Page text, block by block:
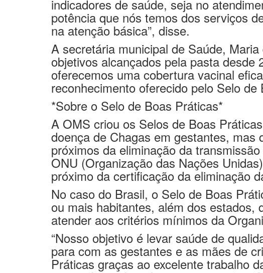
potência que nós temos dos serviços
na atenção básica”, disse.
A secretária municipal de Saúde,
objetivos alcançados pela pasta desde
oferecemos uma cobertura vacinal
reconhecimento oferecido pelo Selo de
*Sobre o Selo de Boas Práticas*
A OMS criou os Selos de Boas
doença de Chagas em gestantes,
próximos da eliminação da
ONU (Organização das Nações
próximo da certificação da eliminação
No caso do Brasil, o Selo de Boas
ou mais habitantes, além dos estados,
atender aos critérios mínimos da
“Nosso objetivo é levar saúde de
para com as gestantes e as mães de
Práticas graças ao excelente trabalho
vamos fazer de tudo para conseguir o